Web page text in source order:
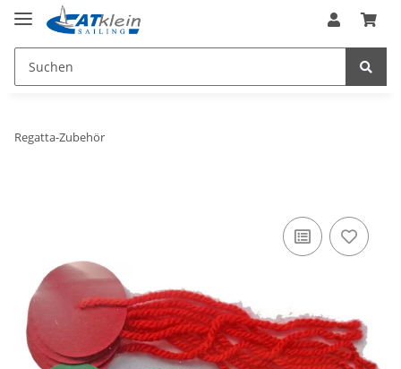
Regatta-Zubehör